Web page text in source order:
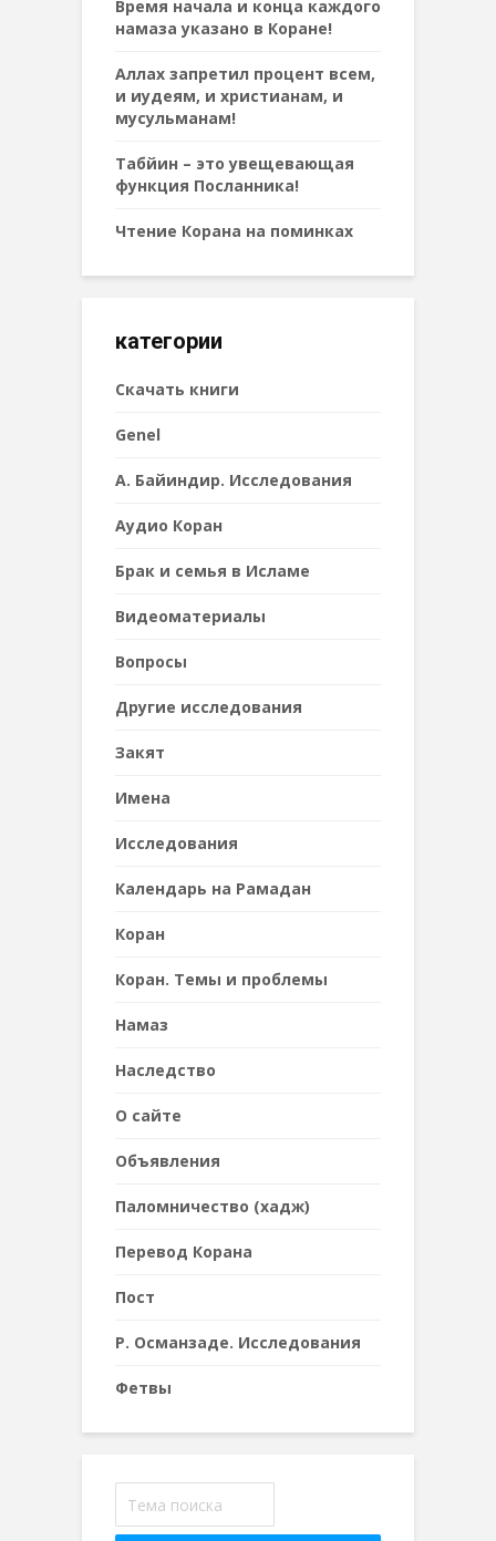
Время начала и конца каждого
намаза указано в Коране!
Аллах запретил процент всем,
и иудеям, и христианам, и
мусульманам!
Табйин – это увещевающая
функция Посланника!
Чтение Корана на поминках
категории
Cкачать книги
Genel
А. Байиндир. Исследования
Аудио Коран
Брак и семья в Исламе
Видеоматериалы
Вопросы
Другие исследования
Закят
Имена
Исследования
Календарь на Рамадан
Коран
Коран. Темы и проблемы
Намаз
Наследствo
О сайте
Объявления
Паломничество (хадж)
Перевод Корана
Пост
Р. Османзаде. Исследования
Фетвы